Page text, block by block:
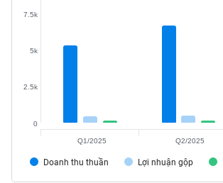
Doanh thu thuần Lợi nhuận gộp
0
2.5k
5k
7.5k
Q1/2025 Q2/2025
NGUYÊN
NGHIỆP